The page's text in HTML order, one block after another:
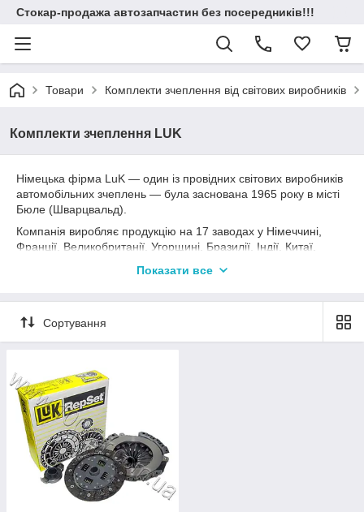
Стокар-продажа автозапчастин без посередників!!!
Товари Комплекти зчеплення від світових виробників
Комплекти зчеплення LUK
Німецька фірма LuK — один із провідних світових виробників
автомобільних зчеплень — була заснована 1965 року в місті
Бюле (Шварцвальд).
Компанія виробляє продукцію на 17 заводах у Німеччині,
Франції, Великобританії, Угорщині, Бразилії, Індії, Китаї,
Кожен четвертий автомобіль, створений у будь-якій точці
легкових автомобілів, LUK є світовим лідером у виробництві
зчеплень для тракторів.
Ford, Volvo, Jaguar, BMW, Rover, PSA, Nissan, Ranault, Fiat,
CNH, GM, Mercedes-Benz, Toyota, Honda та інші.
Уся продукція вирізняється високою якістю вироблення, що
позначає кожен автолюб.
Показати все
Сортування